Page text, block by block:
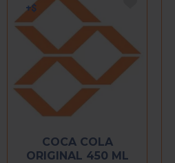
COCA COLA
ORIGINAL 450 ML